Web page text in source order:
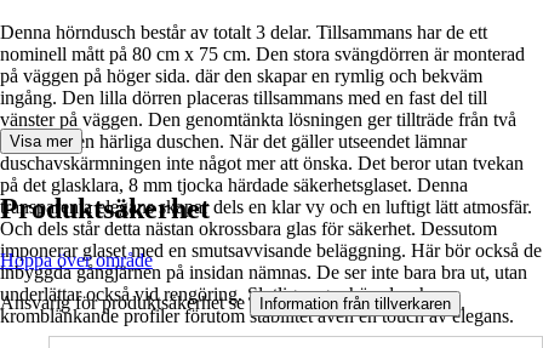
Denna hörndusch består av totalt 3 delar. Tillsammans har de ett
nominell mått på 80 cm x 75 cm. Den stora svängdörren är monterad
på väggen på höger sida. där den skapar en rymlig och bekväm
ingång. Den lilla dörren placeras tillsammans med en fast del till
vänster på väggen. Den genomtänkta lösningen ger tillträde från två
sidor till den härliga duschen. När det gäller utseendet lämnar
duschavskärmningen inte något mer att önska. Det beror utan tvekan
på det glasklara, 8 mm tjocka härdade säkerhetsglaset. Denna
transparenta elegans skapar dels en klar vy och en luftigt lätt atmosfär.
Och dels står detta nästan okrossbara glas för säkerhet. Dessutom
imponerar glaset med en smutsavvisande beläggning. Här bör också de
inbyggda gångjärnen på insidan nämnas. De ser inte bara bra ut, utan
underlättar också vid rengöring. Slutligen ger hörnduschens
kromblänkande profiler förutom stabilitet även en touch av elegans.
Visa mer
Produktsäkerhet
Hoppa över område
Ansvarig för produktsäkerhet se Information från tillverkaren .